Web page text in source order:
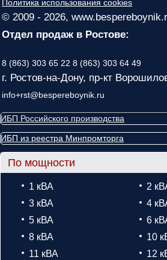
Политика использования cookies
© 2009 - 2026,
Отдел продаж в Ростове:
8 (863) 303 65 22 8 (863) 303 64 49
г. Ростов-на-Дону, пр-кт
info+rst@bespereboynik.ru
ИБП Российского производства
ИБП из реестра Минпромторга
По мощности
1 кВА
2
3 кВА
4
5 кВА
6
8 кВА
10
11 кВА
12